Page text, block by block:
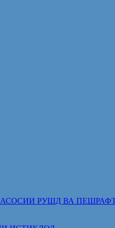
АСОСИИ РУШД ВА